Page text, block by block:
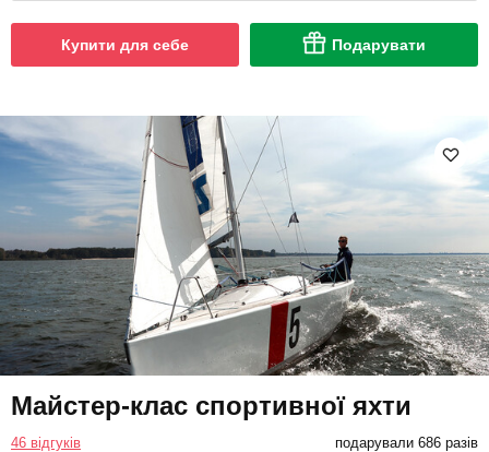
Купити для себе Подарувати
Майстер-клас спортивної яхти
46 відгуків подарували 686 разів